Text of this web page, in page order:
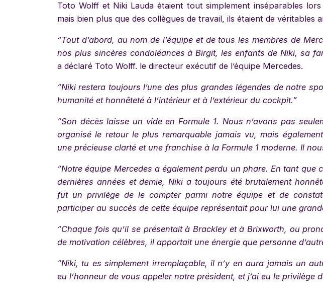
Toto Wolff et Niki Lauda étaient tout simplement inséparables
mais bien plus que des collègues de travail, ils étaient de véritables
“Tout d’abord, au nom de l’équipe et de tous les membres de
nos plus sincères condoléances à Birgit, les enfants de Niki, sa
a déclaré Toto Wolff. le directeur exécutif de l’équipe Mercedes.
“Niki restera toujours l’une des plus grandes légendes de notre
humanité et honnêteté à l’intérieur et à l’extérieur du cockpit.”
“Son décès laisse un vide en Formule 1. Nous n’avons pas
organisé le retour le plus remarquable jamais vu, mais
une précieuse clarté et une franchise à la Formule 1 moderne. Il
“Notre équipe Mercedes a également perdu un phare. En tant que
dernières années et demie, Niki a toujours été brutalement
fut un privilège de le compter parmi notre équipe et de
participer au succès de cette équipe représentait pour lui une
“Chaque fois qu’il se présentait à Brackley et à Brixworth, ou
de motivation célèbres, il apportait une énergie que personne
“Niki, tu es simplement irremplaçable, il n’y en aura jamais un
eu l’honneur de vous appeler notre président, et j’ai eu le privilège